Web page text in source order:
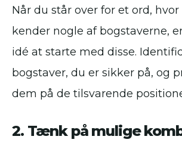
Når du står over for et ord,
kender nogle af bogstaverne,
idé at starte med disse.
bogstaver, du er sikker på, og
dem på de tilsvarende
2. Tænk på mulige